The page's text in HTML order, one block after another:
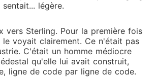
légère.
vers Sterling. Pour la première fois
le voyait clairement. Ce n'était pas
C'était un homme médiocre
qu'elle lui avait construit,
ligne de code par ligne de code.